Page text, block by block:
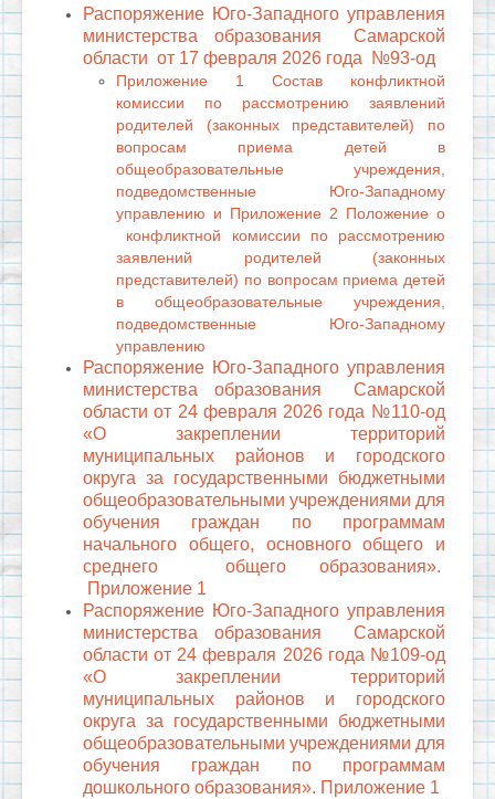
Распоряжение Юго-Западного управления
министерства образования Самарской
области от 17 февраля 2026 года №93-од
Приложение 1 Состав конфликтной
комиссии по рассмотрению заявлений
родителей (законных представителей) по
вопросам приема детей в
общеобразовательные учреждения,
подведомственные Юго-Западному
управлению и Приложение 2 Положение о
конфликтной комиссии по рассмотрению
заявлений родителей (законных
представителей) по вопросам приема детей
в общеобразовательные учреждения,
подведомственные Юго-Западному
управлению
Распоряжение Юго-Западного управления
министерства образования Самарской
области от 24 февраля 2026 года №110-од
«О закреплении территорий
муниципальных районов и городского
округа за государственными бюджетными
общеобразовательными учреждениями для
обучения граждан по программам
начального общего, основного общего и
среднего общего образования».
Приложение 1
Распоряжение Юго-Западного управления
министерства образования Самарской
области от 24 февраля 2026 года №109-од
«О закреплении территорий
муниципальных районов и городского
округа за государственными бюджетными
общеобразовательными учреждениями для
обучения граждан по программам
дошкольного образования». Приложение 1